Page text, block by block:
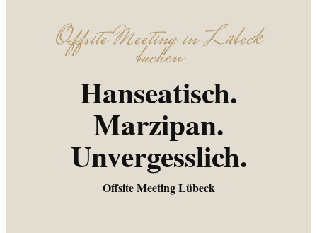
Offsite Meeting in Lübeck
buchen
Hanseatisch.
Marzipan.
Unvergesslich.
Offsite Meeting Lübeck